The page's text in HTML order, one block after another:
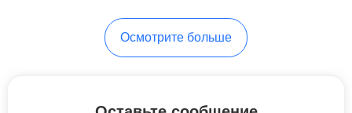
Осмотрите больше